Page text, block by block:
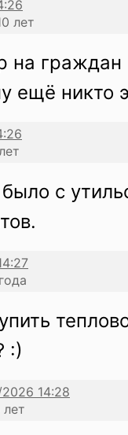
лет
на граждан
ещё никто
с
:)